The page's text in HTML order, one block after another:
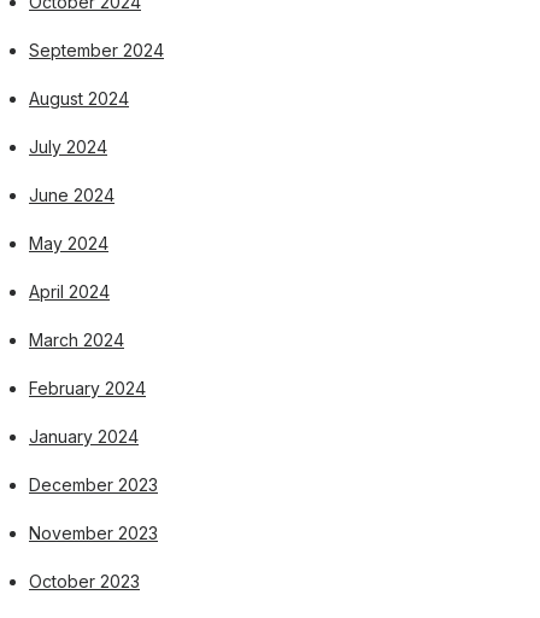
September 2024
August 2024
July 2024
June 2024
May 2024
April 2024
March 2024
February 2024
January 2024
December 2023
November 2023
October 2023